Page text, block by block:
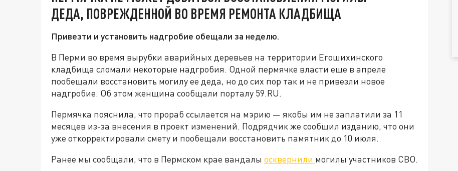
ДЕДА, ПОВРЕЖДЕННОЙ ВО ВРЕМЯ РЕМОНТА КЛАДБИЩА
Привезти и установить надгробие обещали за неделю.
В Перми во время вырубки аварийных деревьев на территории Егошихинского
кладбища сломали некоторые надгробия. Одной пермячке власти еще в апреле
пообещали восстановить могилу ее деда, но до сих пор так и не привезли новое
надгробие. Об этом женщина сообщали порталу 59.RU.
Пермячка пояснила, что прораб ссылается на мэрию — якобы им не заплатили за 11
месяцев из-за внесения в проект изменений. Подрядчик же сообщил изданию, что они
уже откорректировали смету и пообещали восстановить памятник до 10 июля.
Ранее мы сообщали, что в Пермском крае вандалы осквернили могилы участников СВО.